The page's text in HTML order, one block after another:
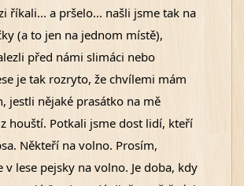
říkali... a pršelo... našli jsme tak na
(a to jen na jednom místě),
před námi slimáci nebo
je tak rozryto, že chvílemi mám
jestli nějaké prasátko na mě
houští. Potkali jsme dost lidí, kteří
Někteří na volno. Prosím,
v lese pejsky na volno. Je doba, kdy